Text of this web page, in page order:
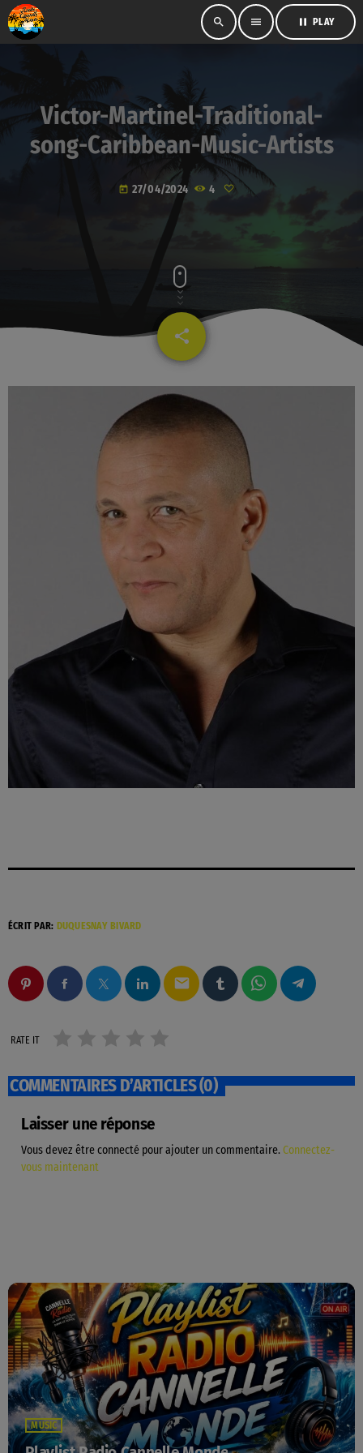
search menu pause PLAY
Victor-Martinel-Traditional-
song-Caribbean-Music-Artists
today 27/04/2024 4
share
email
ÉCRIT PAR: DUQUESNAY BIVARD
email
RATE IT
COMMENTAIRES D’ARTICLES (0)
Laisser une réponse
Vous devez être connecté pour ajouter un commentaire. Connectez-
vous maintenant
MUSIC